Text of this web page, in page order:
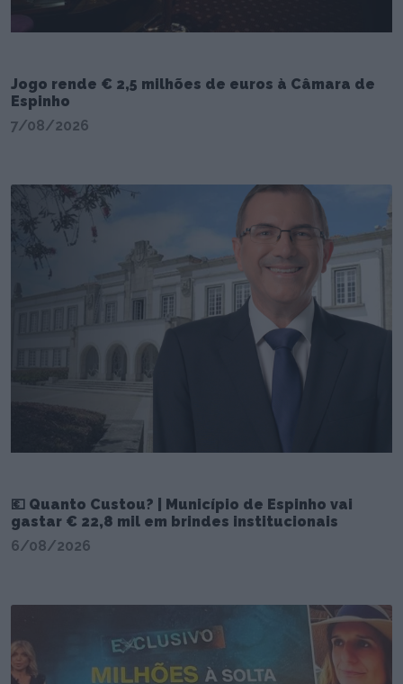
Jogo rende € 2,5 milhões de euros à Câmara de
Espinho
7/08/2026
💶 Quanto Custou? | Município de Espinho vai
gastar € 22,8 mil em brindes institucionais
6/08/2026